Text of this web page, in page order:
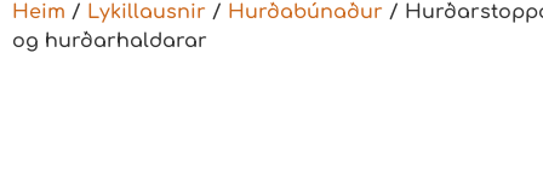
Heim / Lykillausnir / Hurðabúnaður /
og hurðarhaldarar